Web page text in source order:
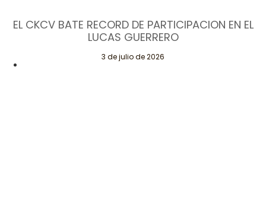
EL CKCV BATE RECORD DE PARTICIPACION EN EL
LUCAS GUERRERO
3 de julio de 2026